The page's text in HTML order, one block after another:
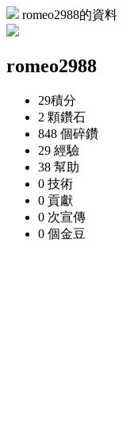
romeo2988的資料
romeo2988
29積分
2 顆鑽石
848 個碎鑽
29 經驗
38 幫助
0 技術
0 貢獻
0 次宣傳
0 個金豆